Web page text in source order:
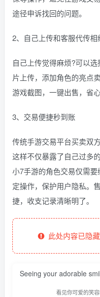
途径申诉找回的问题。
2、自己上传和客服代传相
自己上传觉得麻烦?可以
片上传，添加角色的亮点
游戏截图，一键出售，省心
3、交易便捷秒到账
传统手游交易平台买卖双
这样不仅暴露了自己过多
小7手游的角色交易仅需
定操作，保护用户隐私。
捷，收支记录清晰明了。
此处内容已隐
Seeing your adorable
看见你可爱的笑